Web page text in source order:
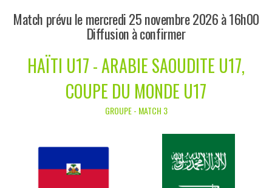
Match prévu le mercredi 25 novembre 2026 à 16h00
Diffusion à confirmer
HAÏTI U17 - ARABIE SAOUDITE U17,
COUPE DU MONDE U17
GROUPE - MATCH 3